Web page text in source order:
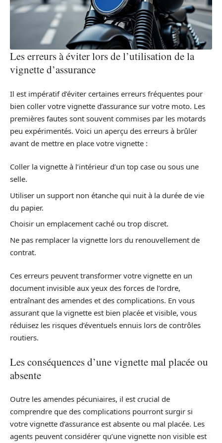
Les erreurs à éviter lors de l’utilisation de la
vignette d’assurance
Il est impératif d’éviter certaines erreurs fréquentes pour
bien coller votre vignette d’assurance sur votre moto. Les
premières fautes sont souvent commises par les motards
peu expérimentés. Voici un aperçu des erreurs à brûler
avant de mettre en place votre vignette :
Coller la vignette à l’intérieur d’un top case ou sous une
selle.
Utiliser un support non étanche qui nuit à la durée de vie
du papier.
Choisir un emplacement caché ou trop discret.
Ne pas remplacer la vignette lors du renouvellement de
contrat.
Ces erreurs peuvent transformer votre vignette en un
document invisible aux yeux des forces de l’ordre,
entraînant des amendes et des complications. En vous
assurant que la vignette est bien placée et visible, vous
réduisez les risques d’éventuels ennuis lors de contrôles
routiers.
Les conséquences d’une vignette mal placée ou
absente
Outre les amendes pécuniaires, il est crucial de
comprendre que des complications pourront surgir si
votre vignette d’assurance est absente ou mal placée. Les
agents peuvent considérer qu’une vignette non visible est